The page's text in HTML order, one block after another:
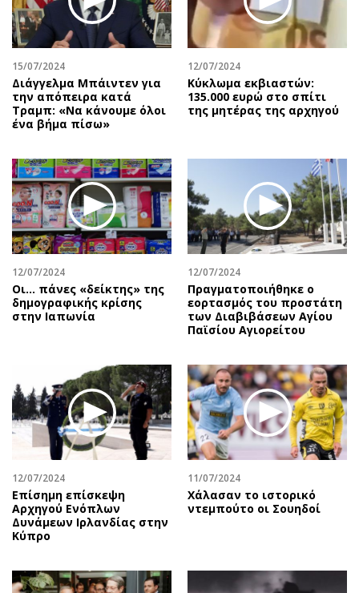
15/07/2024
Διάγγελμα Μπάιντεν για
την απόπειρα κατά
Τραμπ: «Να κάνουμε όλοι
ένα βήμα πίσω»
12/07/2024
Κύκλωμα εκβιαστών:
135.000 ευρώ στο σπίτι
της μητέρας της αρχηγού
12/07/2024
Οι… πάνες «δείκτης» της
δημογραφικής κρίσης
στην Ιαπωνία
12/07/2024
Πραγματοποιήθηκε ο
εορτασμός του προστάτη
των Διαβιβάσεων Αγίου
Παϊσίου Αγιορείτου
12/07/2024
Επίσημη επίσκεψη
Αρχηγού Ενόπλων
Δυνάμεων Ιρλανδίας στην
Κύπρο
11/07/2024
Χάλασαν το ιστορικό
ντεμπούτο οι Σουηδοί